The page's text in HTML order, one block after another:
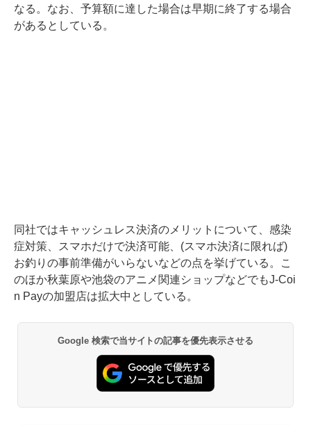
なる。なお、予算額に達した場合は早期に終了する場合
があるとしている。
同社ではキャッシュレス決済のメリットについて、感染
症対策、スマホだけで決済可能、(スマホ決済に限れば)
お釣りの事前準備がいらないなどの点を挙げている。こ
のほか秋葉原や池袋のアニメ関連ショップなどでもJ-Coi
n Payの加盟店は拡大中としている。
Google 検索で当サイトの記事を優先表示させる